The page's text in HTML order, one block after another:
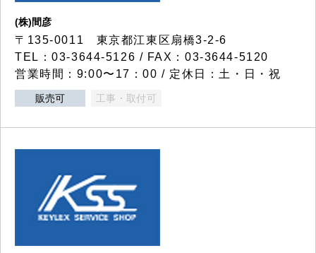
(株)間彦
〒135-0011 東京都江東区扇橋3-2-6
TEL：03-3644-5126 / FAX：03-3644-5120
営業時間：9:00〜17：00 / 定休日：土・日・祝
販売可 工事・取付可